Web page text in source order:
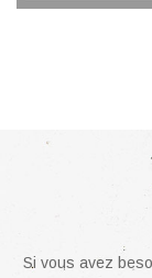
Si vous avez